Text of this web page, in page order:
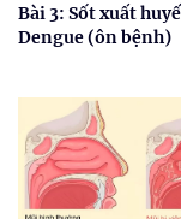
Bài 3: Sốt xuất
Dengue (ôn bệnh)